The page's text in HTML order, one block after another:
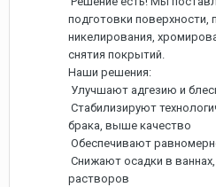
подготовки поверхности,
никелирования,
снятия покрытий.
Наши решения:
Улучшают адгезию и
Стабилизируют
брака, выше качество
Обеспечивают
Снижают осадки в
растворов